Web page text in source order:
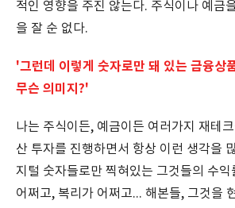
적인 영향을 주진 않는다. 주식이나 예금
을 잘 순 없다.
'그런데 이렇게 숫자로만 돼 있는 금융상
무슨 의미지?'
나는 주식이든, 예금이든 여러가지 재테
산 투자를 진행하면서 항상 이런 생각을
지털 숫자들로만 찍혀있는 그것들의 수익
어쩌고, 복리가 어쩌고... 해본들, 그것을